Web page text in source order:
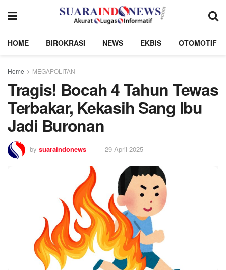
HOME BIROKRASI NEWS EKBIS OTOMOTIF
Home MEGAPOLITAN
Tragis! Bocah 4 Tahun Tewas
Terbakar, Kekasih Sang Ibu
Jadi Buronan
by suaraindonews 29 April 2025